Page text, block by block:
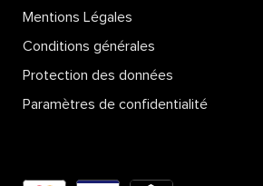
Mentions Légales
Conditions générales
Protection des données
Paramètres de confidentialité